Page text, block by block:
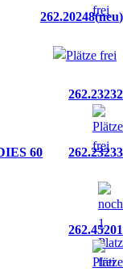
262.20248 neu
262.23232
60
262.23233
262.45201